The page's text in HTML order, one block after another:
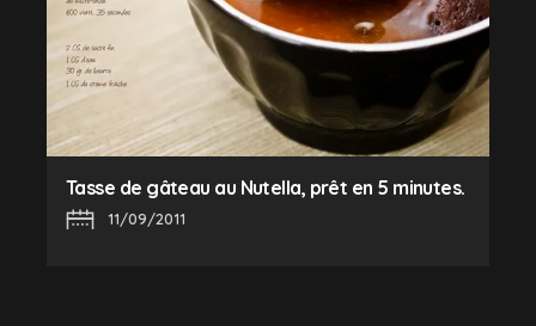
Tasse de gâteau au Nutella, prêt en 5 minutes.
11/09/2011